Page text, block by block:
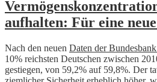
aufhalten: Für eine
Nach den neuen Daten der Bundesbank
10% reichsten Deutschen zwischen
gestiegen, von 59,2% auf 59,8%. Der